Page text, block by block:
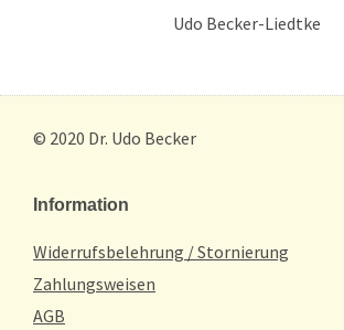
Udo Becker-Liedtke
© 2020 Dr. Udo Becker
Information
Widerrufsbelehrung / Stornierung
Zahlungsweisen
AGB